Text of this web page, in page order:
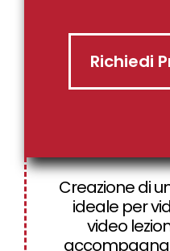
Richiedi
Creazione di
ideale per
video